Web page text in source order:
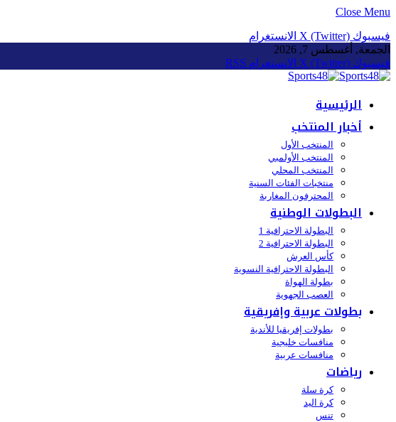
Close Menu
فيسبوك X (Twitter) الانستغرام
الجمعة, أغسطس 7, 2026
فيسبوك X (Twitter) الانستغرام RSS
الرئيسية
أخبار المنتخب
المنتخب الأول
المنتخب الأولمبي
المنتخب المحلي
منتخبات الفئات السنية
المحترفون المغاربة
البطولات الوطنية
البطولة الاحترافية 1
البطولة الاحترافية 2
كأس العرش
البطولة الاحترافية النسوية
بطولة الهواة
العصب الجهوية
بطولات عربية وإفريقية
بطولات إفريقيا للأندية
منافسات خليجية
منافسات عربية
رياضات
كرة سلة
كرة اليد
تنس